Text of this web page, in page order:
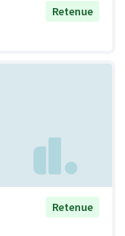
Retenue
Retenue